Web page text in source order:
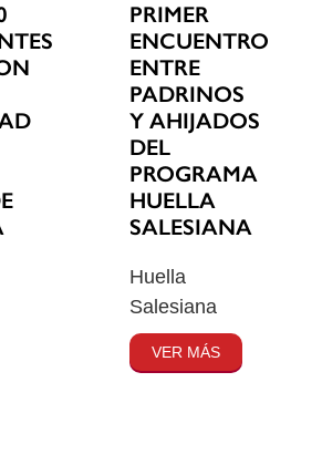
PRIMER
ENCUENTRO
ENTRE
PADRINOS
Y AHIJADOS
DEL
PROGRAMA
HUELLA
SALESIANA
Huella
Salesiana
VER MÁS